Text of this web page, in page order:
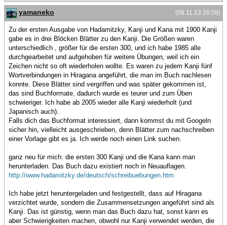
(08.11.13 20:59)
yamaneko
Zu der ersten Ausgabe von Hadamitzky, Kanji und Kana mit 1900 Kanji
gabe es in drei Blöcken Blätter zu den Kanji. Die Größen waren
unterschiedlich , größer für die ersten 300, und ich habe 1985 alle
durchgearbeitet und aufgehoben für weitere Übungen, weil ich ein
Zeichen nicht so oft wiederholen wollte. Es waren zu jedem Kanji fünf
Wortverbindungen in Hiragana angeführt, die man im Buch nachlesen
konnte. Diese Blätter sind vergriffen und was später gekommen ist,
das sind Buchformate, dadurch wurde es teurer und zum Üben
schwieriger. Ich habe ab 2005 wieder alle Kanji wiederholt (und
Japanisch auch).
Falls dich das Buchformat interessiert, dann kommst du mit Googeln
sicher hin, vielleicht ausgeschrieben, denn Blätter zum nachschreiben
einer Vorlage gibt es ja. Ich werde noch einen Link suchen.
ganz neu für mich: die ersten 300 Kanji und die Kana kann man
herunterladen. Das Buch dazu existiert noch in Neuauflagen.
http://www.hadamitzky.de/deutsch/schreibuebungen.htm
Ich habe jetzt heruntergeladen und festgestellt, dass auf Hiragana
verzichtet wurde, sondern die Zusammensetzungen angeführt sind als
Kanji. Das ist günstig, wenn man das Buch dazu hat, sonst kann es
aber Schwierigkeiten machen, obwohl nur Kanji verwendet werden, die